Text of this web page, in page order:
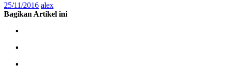
25/11/2016 alex
Bagikan Artikel ini